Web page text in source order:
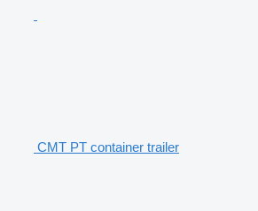
CMT PT container trailer